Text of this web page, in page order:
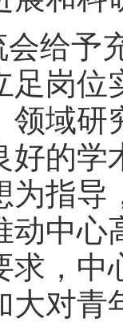
给予
足岗位
领域研
好的
为指导
动中心
求，中
大对